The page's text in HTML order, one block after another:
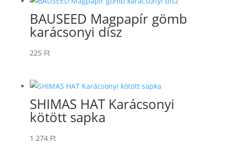
BAUSEED Magpapír gömb
karácsonyi dísz
225 Ft
SHIMAS HAT Karácsonyi
kötött sapka
1 274 Ft